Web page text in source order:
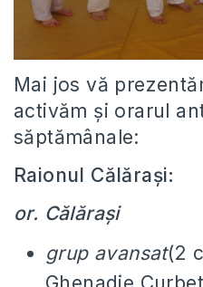
Mai jos vă
activăm și orarul
săptămânale:
Raionul Călărași:
or. Călărași
grup avansat(2
Ghenadie